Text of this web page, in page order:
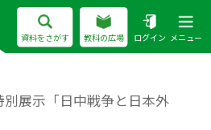
資料をさがす 教科の広場 ログイン メニュー
展示「日中戦争と日本外